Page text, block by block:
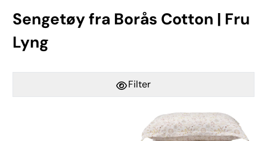
Sengetøy fra Borås Cotton | Fru
Lyng
Filter